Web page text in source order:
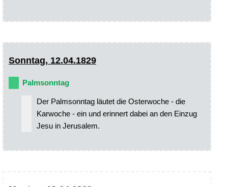
Sonntag, 12.04.1829
Palmsonntag
Der Palmsonntag läutet die Osterwoche - die
Karwoche - ein und erinnert dabei an den Einzug
Jesu in Jerusalem.